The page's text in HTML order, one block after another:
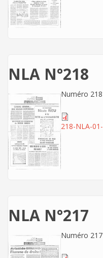
NLA N°218
Numéro
218-NLA-
NLA N°217
Numéro